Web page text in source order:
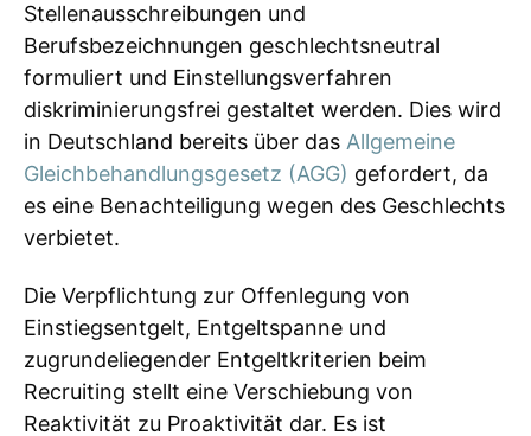
Stellenausschreibungen und
Berufsbezeichnungen geschlechtsneutral
formuliert und Einstellungsverfahren
diskriminierungsfrei gestaltet werden. Dies wird
in Deutschland bereits über das Allgemeine
Gleichbehandlungsgesetz (AGG) gefordert, da
es eine Benachteiligung wegen des Geschlechts
verbietet.
Die Verpflichtung zur Offenlegung von
Einstiegsentgelt, Entgeltspanne und
zugrundeliegender Entgeltkriterien beim
Recruiting stellt eine Verschiebung von
Reaktivität zu Proaktivität dar. Es ist